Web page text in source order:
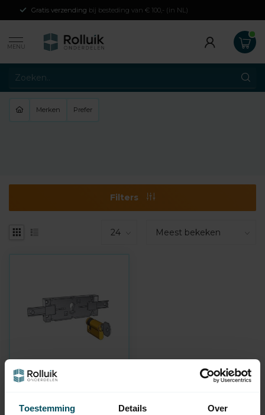
Toestemming Details Over
Gratis verzending bij besteding van € 100,- (in NL)
MENU
Merken Prefer
Filters
PREFER
geschikt voor